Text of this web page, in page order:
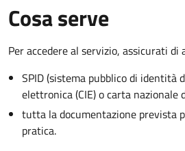
Cosa serve
Per accedere al servizio, assicurati di
SPID (sistema pubblico di identità
elettronica (CIE) o carta nazionale
tutta la documentazione prevista
pratica.